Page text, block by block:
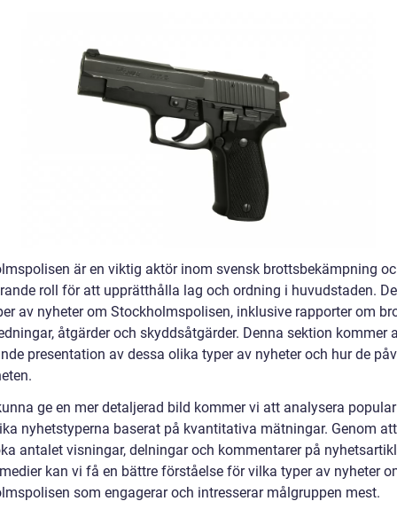
är en viktig aktör inom svensk brottsbekämpning
roll för att upprätthålla lag och ordning i huvudstaden.
av nyheter om Stockholmspolisen, inklusive rapporter om
åtgärder och skyddsåtgärder. Denna sektion kommer
presentation av dessa olika typer av nyheter och hur de
ge en mer detaljerad bild kommer vi att analysera
nyhetstyperna baserat på kvantitativa mätningar. Genom att
antalet visningar, delningar och kommentarer på
kan vi få en bättre förståelse för vilka typer av nyheter
som engagerar och intresserar målgruppen mest.